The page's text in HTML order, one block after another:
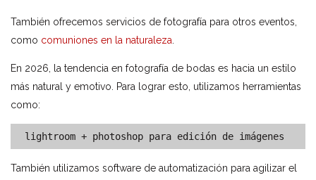
También ofrecemos servicios de fotografía para otros eventos,
como comuniones en la naturaleza
En 2026, la tendencia en fotografía de bodas es hacia un estilo
más natural y emotivo. Para lograr esto, utilizamos herramientas
como:
lightroom + photoshop para edición de imágenes
También utilizamos software de automatización para agilizar el